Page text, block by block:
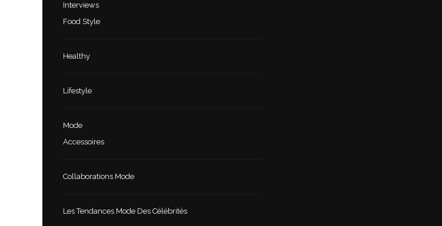
Interviews
Food Style
Healthy
Lifestyle
Mode
Accessoires
Collaborations Mode
Les Tendances Mode Des Célébrités